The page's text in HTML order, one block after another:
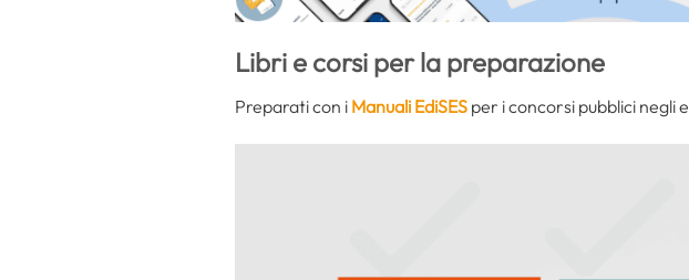
Libri e corsi per la preparazione
Preparati con i Manuali EdiSES per i concorsi pubblici negli